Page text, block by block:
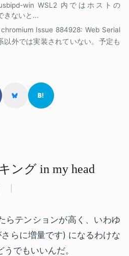
win WSL2 内ではホストの
きないと...
chromium Issue 884928: Web Serial
以外では実装されていない。予定も
ング in my head
らテンションが高く、いわゆ
らに増量です) になるわけな
でもいいんだ。